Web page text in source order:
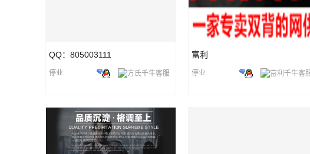
QQ：805003111
停业
富利
停业